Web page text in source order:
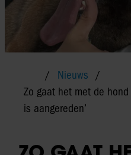
Nieuws
Zo gaat het met de hond
is aangereden’